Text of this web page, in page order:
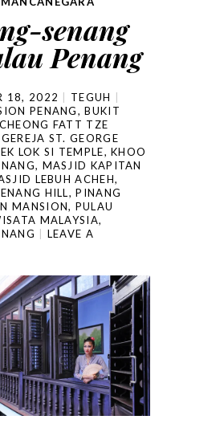
senang
Penang
18, 2022
TEGUH
PENANG,BUKIT
CHEONG FATT TZE
GEREJA ST. GEORGE
LOK SI TEMPLE,KHOO
, MASJID KAPITAN
LEBUH ACHEH,
HILL,PINANG
MANSION, PULAU
MALAYSIA,
LEAVE A